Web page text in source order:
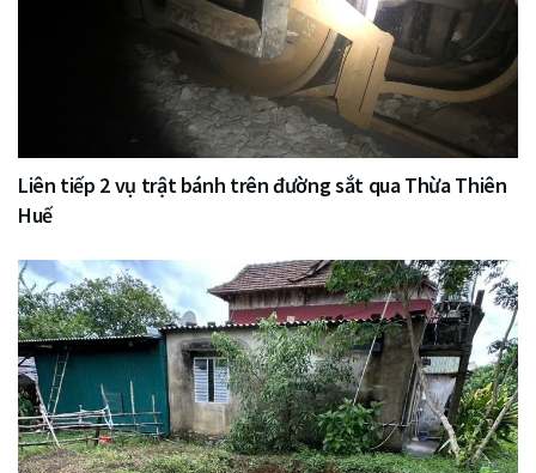
Liên tiếp 2 vụ trật bánh trên đường sắt qua Thừa Thiên
Huế